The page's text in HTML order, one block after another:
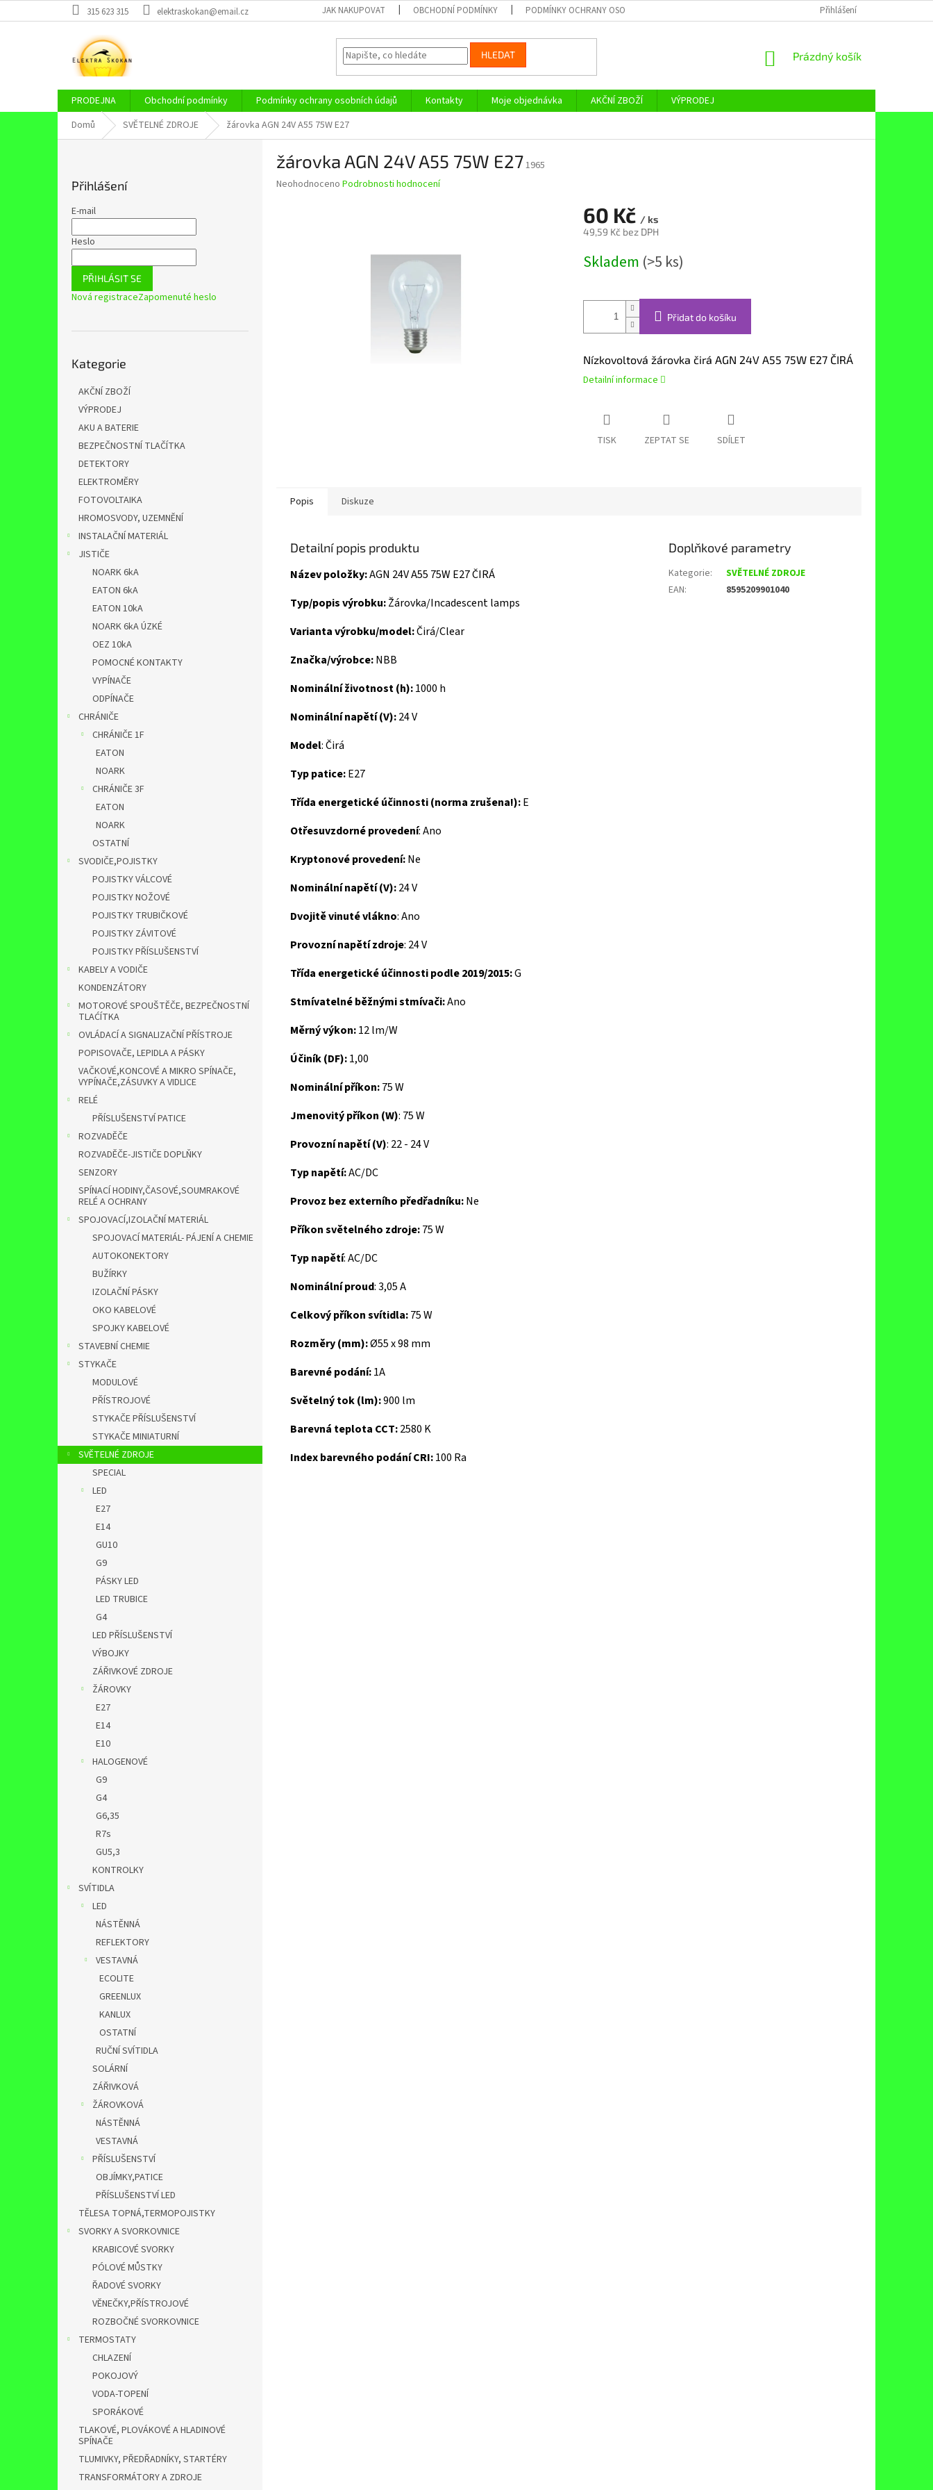
na
315 623 315 elektraskokan@email.cz JAK NAKUPOVAT OBCHODNÍ PODMÍNKY PODMÍNKY OCHRANY OSOBNÍCH ÚDAJŮ Přihlášení
HLEDAT
NÁKUPNÍ
Prázdný košík
PRODEJNA Obchodní podmínky Podmínky ochrany osobních údajů Kontakty Moje objednávka AKČNÍ ZBOŽÍ
VÝPRODEJ
Domů
SVĚTELNÉ ZDROJE žárovka AGN 24V A55 75W E27
Přihlášení
E-mail
Heslo
PŘIHLÁSIT SE
Nová registraceZapomenuté heslo
kategorie
Kategorie
AKČNÍ ZBOŽÍ
VÝPRODEJ
AKU A BATERIE
BEZPEČNOSTNÍ TLAČÍTKA
DETEKTORY
ELEKTROMĚRY
FOTOVOLTAIKA
HROMOSVODY, UZEMNĚNÍ
INSTALAČNÍ MATERIÁL
JISTIČE
NOARK 6kA
EATON 6kA
EATON 10kA
NOARK 6kA ÚZKÉ
OEZ 10kA
POMOCNÉ KONTAKTY
VYPÍNAČE
ODPÍNAČE
CHRÁNIČE
CHRÁNIČE 1F
EATON
NOARK
CHRÁNIČE 3F
EATON
NOARK
OSTATNÍ
SVODIČE,POJISTKY
POJISTKY VÁLCOVÉ
POJISTKY NOŽOVÉ
POJISTKY TRUBIČKOVÉ
POJISTKY ZÁVITOVÉ
POJISTKY PŘÍSLUŠENSTVÍ
KABELY A VODIČE
KONDENZÁTORY
MOTOROVÉ SPOUŠTĚČE, BEZPEČNOSTNÍ
TLAĆÍTKA
OVLÁDACÍ A SIGNALIZAČNÍ PŘÍSTROJE
POPISOVAČE, LEPIDLA A PÁSKY
VAČKOVÉ,KONCOVÉ A MIKRO SPÍNAČE,
VYPÍNAČE,ZÁSUVKY A VIDLICE
RELÉ
PŘÍSLUŠENSTVÍ PATICE
ROZVADĚČE
ROZVADĚČE-JISTIČE DOPLŇKY
SENZORY
SPÍNACÍ HODINY,ČASOVÉ,SOUMRAKOVÉ
RELÉ A OCHRANY
SPOJOVACÍ,IZOLAČNÍ MATERIÁL
SPOJOVACÍ MATERIÁL- PÁJENÍ A CHEMIE
AUTOKONEKTORY
BUŽÍRKY
IZOLAČNÍ PÁSKY
OKO KABELOVÉ
SPOJKY KABELOVÉ
STAVEBNÍ CHEMIE
STYKAČE
MODULOVÉ
PŘÍSTROJOVÉ
STYKAČE PŘÍSLUŠENSTVÍ
STYKAČE MINIATURNÍ
SVĚTELNÉ ZDROJE
SPECIAL
LED
E27
E14
GU10
G9
PÁSKY LED
LED TRUBICE
G4
LED PŘÍSLUŠENSTVÍ
VÝBOJKY
ZÁŘIVKOVÉ ZDROJE
ŽÁROVKY
E27
E14
E10
HALOGENOVÉ
G9
G4
G6,35
R7s
GU5,3
KONTROLKY
SVÍTIDLA
LED
NÁSTĚNNÁ
REFLEKTORY
VESTAVNÁ
ECOLITE
GREENLUX
KANLUX
OSTATNÍ
RUČNÍ SVÍTIDLA
SOLÁRNÍ
ZÁŘIVKOVÁ
ŽÁROVKOVÁ
NÁSTĚNNÁ
VESTAVNÁ
PŘÍSLUŠENSTVÍ
OBJÍMKY,PATICE
PŘÍSLUŠENSTVÍ LED
TĚLESA TOPNÁ,TERMOPOJISTKY
SVORKY A SVORKOVNICE
KRABICOVÉ SVORKY
PÓLOVÉ MŮSTKY
ŘADOVÉ SVORKY
VĚNEČKY,PŘÍSTROJOVÉ
ROZBOČNÉ SVORKOVNICE
TERMOSTATY
CHLAZENÍ
POKOJOVÝ
VODA-TOPENÍ
SPORÁKOVÉ
TLAKOVÉ, PLOVÁKOVÉ A HLADINOVÉ
SPÍNAČE
TLUMIVKY, PŘEDŘADNÍKY, STARTÉRY
TRANSFORMÁTORY A ZDROJE
žárovka AGN 24V A55 75W E271965
Průměrné
Neohodnoceno Podrobnosti hodnocení
60 Kč / ks
49,59 Kč bez DPH
cena:
Skladem (>5 ks)
Přidat do košíku
Nízkovoltová žárovka čirá AGN 24V A55 75W E27 ČIRÁ
Detailní informace
TISK ZEPTAT SE SDÍLET
Popis Diskuze
Detailní popis produktu
Název položky:AGN 24V A55 75W E27 ČIRÁ
Typ/popis výrobku:Žárovka/Incadescent lamps
Varianta výrobku/model:Čirá/Clear
Značka/výrobce:NBB
Nominální životnost (h):1000 h
Nominální napětí (V):24 V
Model: Čirá
Typ patice:E27
Třída energetické účinnosti (norma zrušena!):E
Otřesuvzdorné provedení: Ano
Kryptonové provedení:Ne
Nominální napětí (V):24 V
Dvojitě vinuté vlákno: Ano
Provozní napětí zdroje: 24 V
Třída energetické účinnosti podle 2019/2015:G
Stmívatelné běžnými stmívači:Ano
Měrný výkon:12 lm/W
Účiník (DF):1,00
Nominální příkon:75 W
Jmenovitý příkon (W): 75 W
Provozní napětí (V): 22 - 24 V
Typ napětí:AC/DC
Provoz bez externího předřadníku:Ne
Příkon světelného zdroje:75 W
Typ napětí: AC/DC
Nominální proud: 3,05 A
Celkový příkon svítidla:75 W
Rozměry (mm):Ø55 x 98 mm
Barevné podání:1A
Světelný tok (lm):900 lm
Barevná teplota CCT:2580 K
Index barevného podání CRI:100 Ra
Doplňkové parametry
Kategorie:
SVĚTELNÉ ZDROJE
EAN: 8595209901040